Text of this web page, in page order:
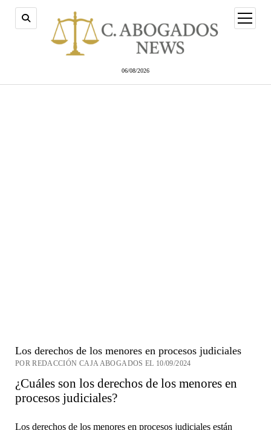
06/08/2026
abrir
menú
Los derechos de los menores en procesos judiciales
POR REDACCIÓN CAJA ABOGADOS EL 10/09/2024
¿Cuáles son los derechos de los menores en
procesos judiciales?
Los derechos de los menores en procesos judiciales están